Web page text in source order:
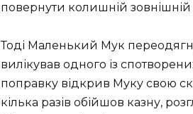
повернути колишній
Тоді Маленький Мук
вилікував одного із
поправку відкрив Муку свою
кілька разів обійшов казну,